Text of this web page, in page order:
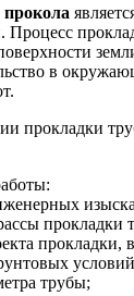
Процесс
в
прокладки
прокладки
трубы;